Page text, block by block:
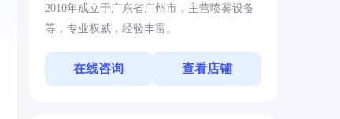
2010年成立于广东省广州市，主营喷雾设备
等，专业权威，经验丰富。
在线咨询 查看店铺